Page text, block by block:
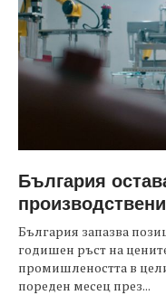
България
България запазва
годишен ръст на
промишлеността в
пореден месец през...